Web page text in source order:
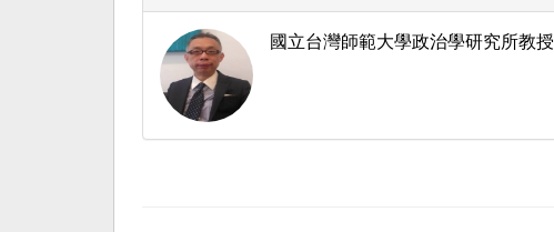
國立台灣師範大學政治學研究所教授